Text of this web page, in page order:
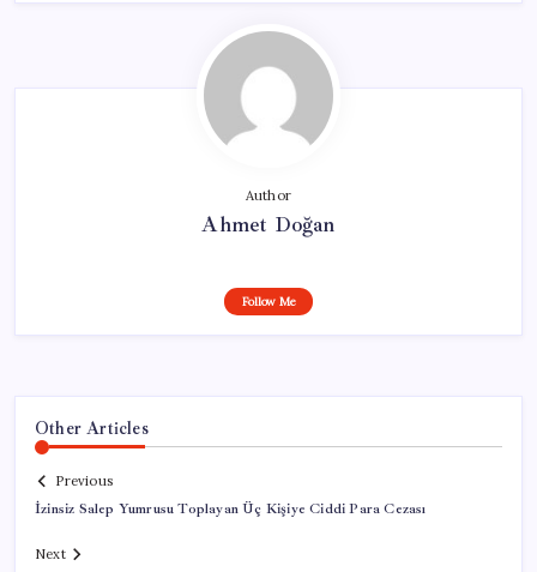
Author
Ahmet Doğan
Follow Me
Other Articles
Previous
İzinsiz Salep Yumrusu Toplayan Üç Kişiye Ciddi Para Cezası
Next